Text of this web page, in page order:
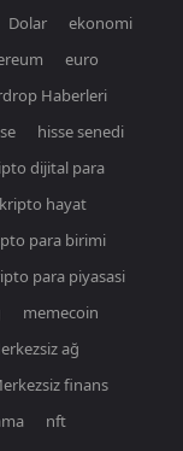
Dolar
ekonomi
euro
Haberleri
hisse senedi
dijital para
kripto hayat
para birimi
para piyasasi
memecoin
ağ
finans
nft